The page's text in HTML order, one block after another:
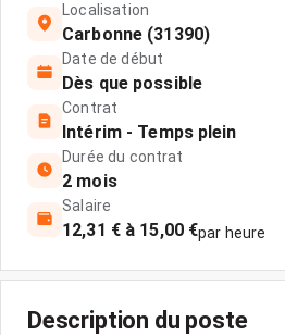
Localisation
Carbonne (31390)
Date de début
Dès que possible
Contrat
Intérim - Temps plein
Durée du contrat
2 mois
Salaire
12,31 € à 15,00 €par heure
Description du poste